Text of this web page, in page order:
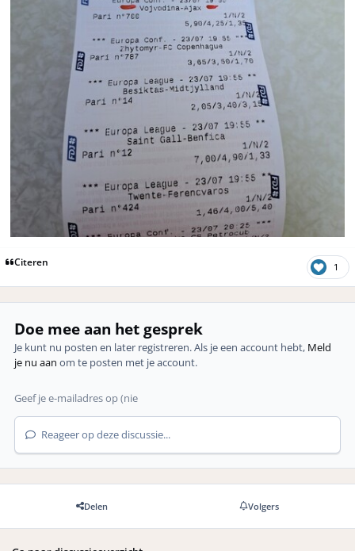
Citeren 1
Doe mee aan het gesprek
Je kunt nu posten en later registreren. Als je een account hebt, Meld
je nu aan om te posten met je account.
Reageer op deze discussie...
Delen Volgers